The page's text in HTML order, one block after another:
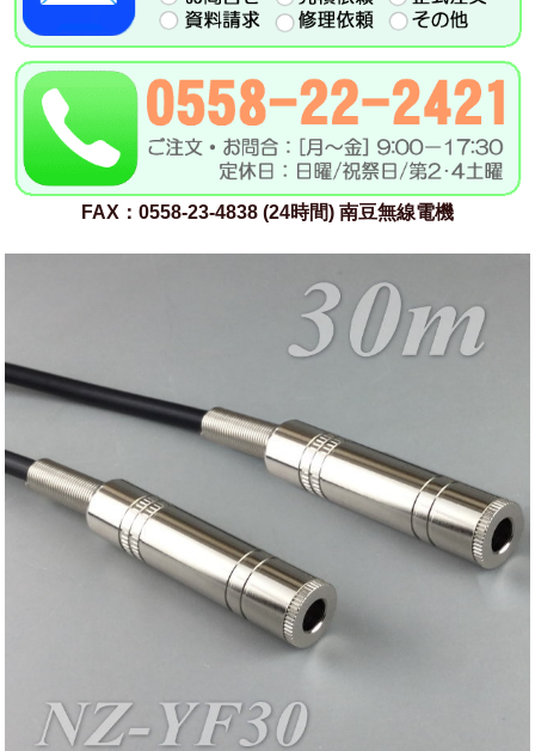
FAX：0558-23-4838 (24時間) 南豆無線電機